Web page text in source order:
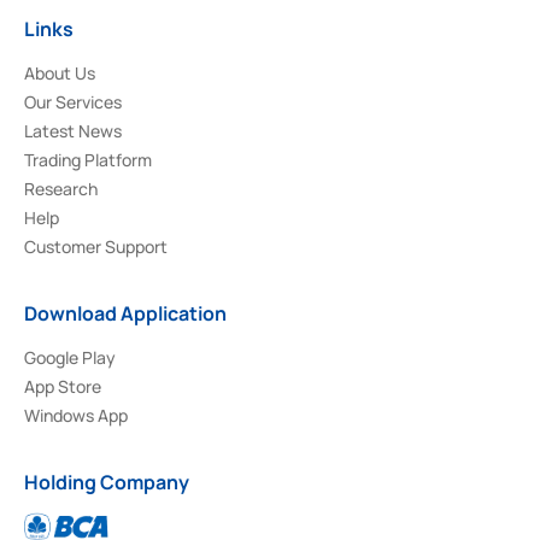
Links
About Us
Our Services
Latest News
Trading Platform
Research
Help
Customer Support
Download Application
Google Play
App Store
Windows App
Holding Company